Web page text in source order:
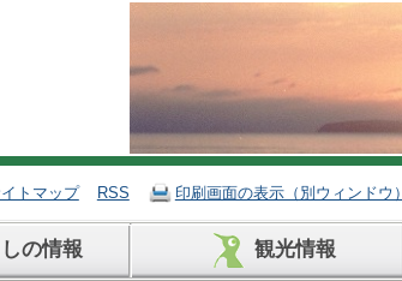
トマップ RSS 印刷画面の表示（別ウィンドウ）
の情報 観光情報